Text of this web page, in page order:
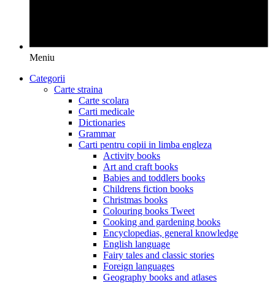
Meniu
Categorii
Carte straina
Carte scolara
Carti medicale
Dictionaries
Grammar
Carti pentru copii in limba engleza
Activity books
Art and craft books
Babies and toddlers books
Childrens fiction books
Christmas books
Colouring books Tweet
Cooking and gardening books
Encyclopedias, general knowledge
English language
Fairy tales and classic stories
Foreign languages
Geography books and atlases